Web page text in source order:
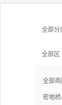
全部分
全部区
全部商
密地